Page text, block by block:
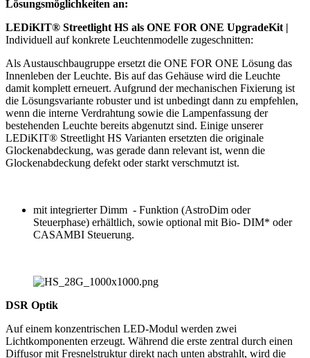
Lösungsmöglichkeiten an:
LEDiKIT® Streetlight HS als ONE FOR ONE UpgradeKit |
Individuell auf konkrete Leuchtenmodelle zugeschnitten:
Als Austauschbaugruppe ersetzt die ONE FOR ONE Lösung das
Innenleben der Leuchte. Bis auf das Gehäuse wird die Leuchte
damit komplett erneuert. Aufgrund der mechanischen Fixierung ist
die Lösungsvariante robuster und ist unbedingt dann zu empfehlen,
wenn die interne Verdrahtung sowie die Lampenfassung der
bestehenden Leuchte bereits abgenutzt sind. Einige unserer
LEDiKIT® Streetlight HS Varianten ersetzten die originale
Glockenabdeckung, was gerade dann relevant ist, wenn die
Glockenabdeckung defekt oder starkt verschmutzt ist.
mit integrierter Dimm - Funktion (AstroDim oder
Steuerphase) erhältlich, sowie optional mit Bio- DIM* oder
CASAMBI Steuerung.
DSR Optik
Auf einem konzentrischen LED-Modul werden zwei
Lichtkomponenten erzeugt. Während die erste zentral durch einen
Diffusor mit Fresnelstruktur direkt nach unten abstrahlt, wird die